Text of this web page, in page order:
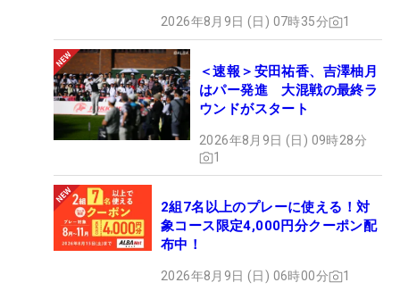
2026年8月9日 (日) 07時35分 1
＜速報＞安田祐香、吉澤柚月
はパー発進 大混戦の最終ラ
ウンドがスタート
2026年8月9日 (日) 09時28分
1
2組7名以上のプレーに使える！対
象コース限定4,000円分クーポン配
布中！
2026年8月9日 (日) 06時00分 1